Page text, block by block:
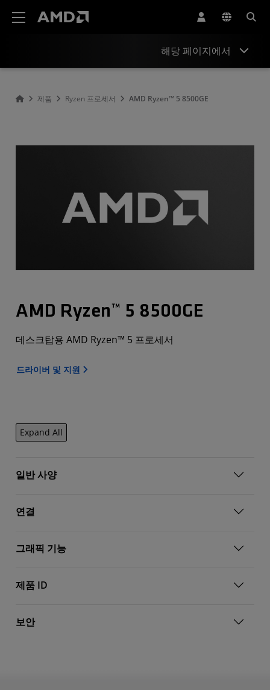
해당 페이지에서
제품 Ryzen 프로세서 AMD Ryzen™ 5 8500GE
AMD Ryzen™ 5 8500GE
데스크탑용 AMD Ryzen™ 5 프로세서
드라이버 및 지원
Expand All
일반 사양
연결
그래픽 기능
제품 ID
보안